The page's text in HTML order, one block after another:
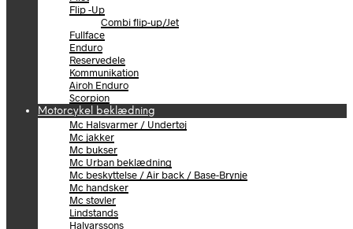
Flip -Up
Combi flip-up/Jet
Fullface
Enduro
Reservedele
Kommunikation
Airoh Enduro
Scorpion
Motorcykel beklædning
Mc Halsvarmer / Undertøj
Mc jakker
Mc bukser
Mc Urban beklædning
Mc beskyttelse / Air back / Base-Brynje
Mc handsker
Mc støvler
Lindstands
Halvarssons